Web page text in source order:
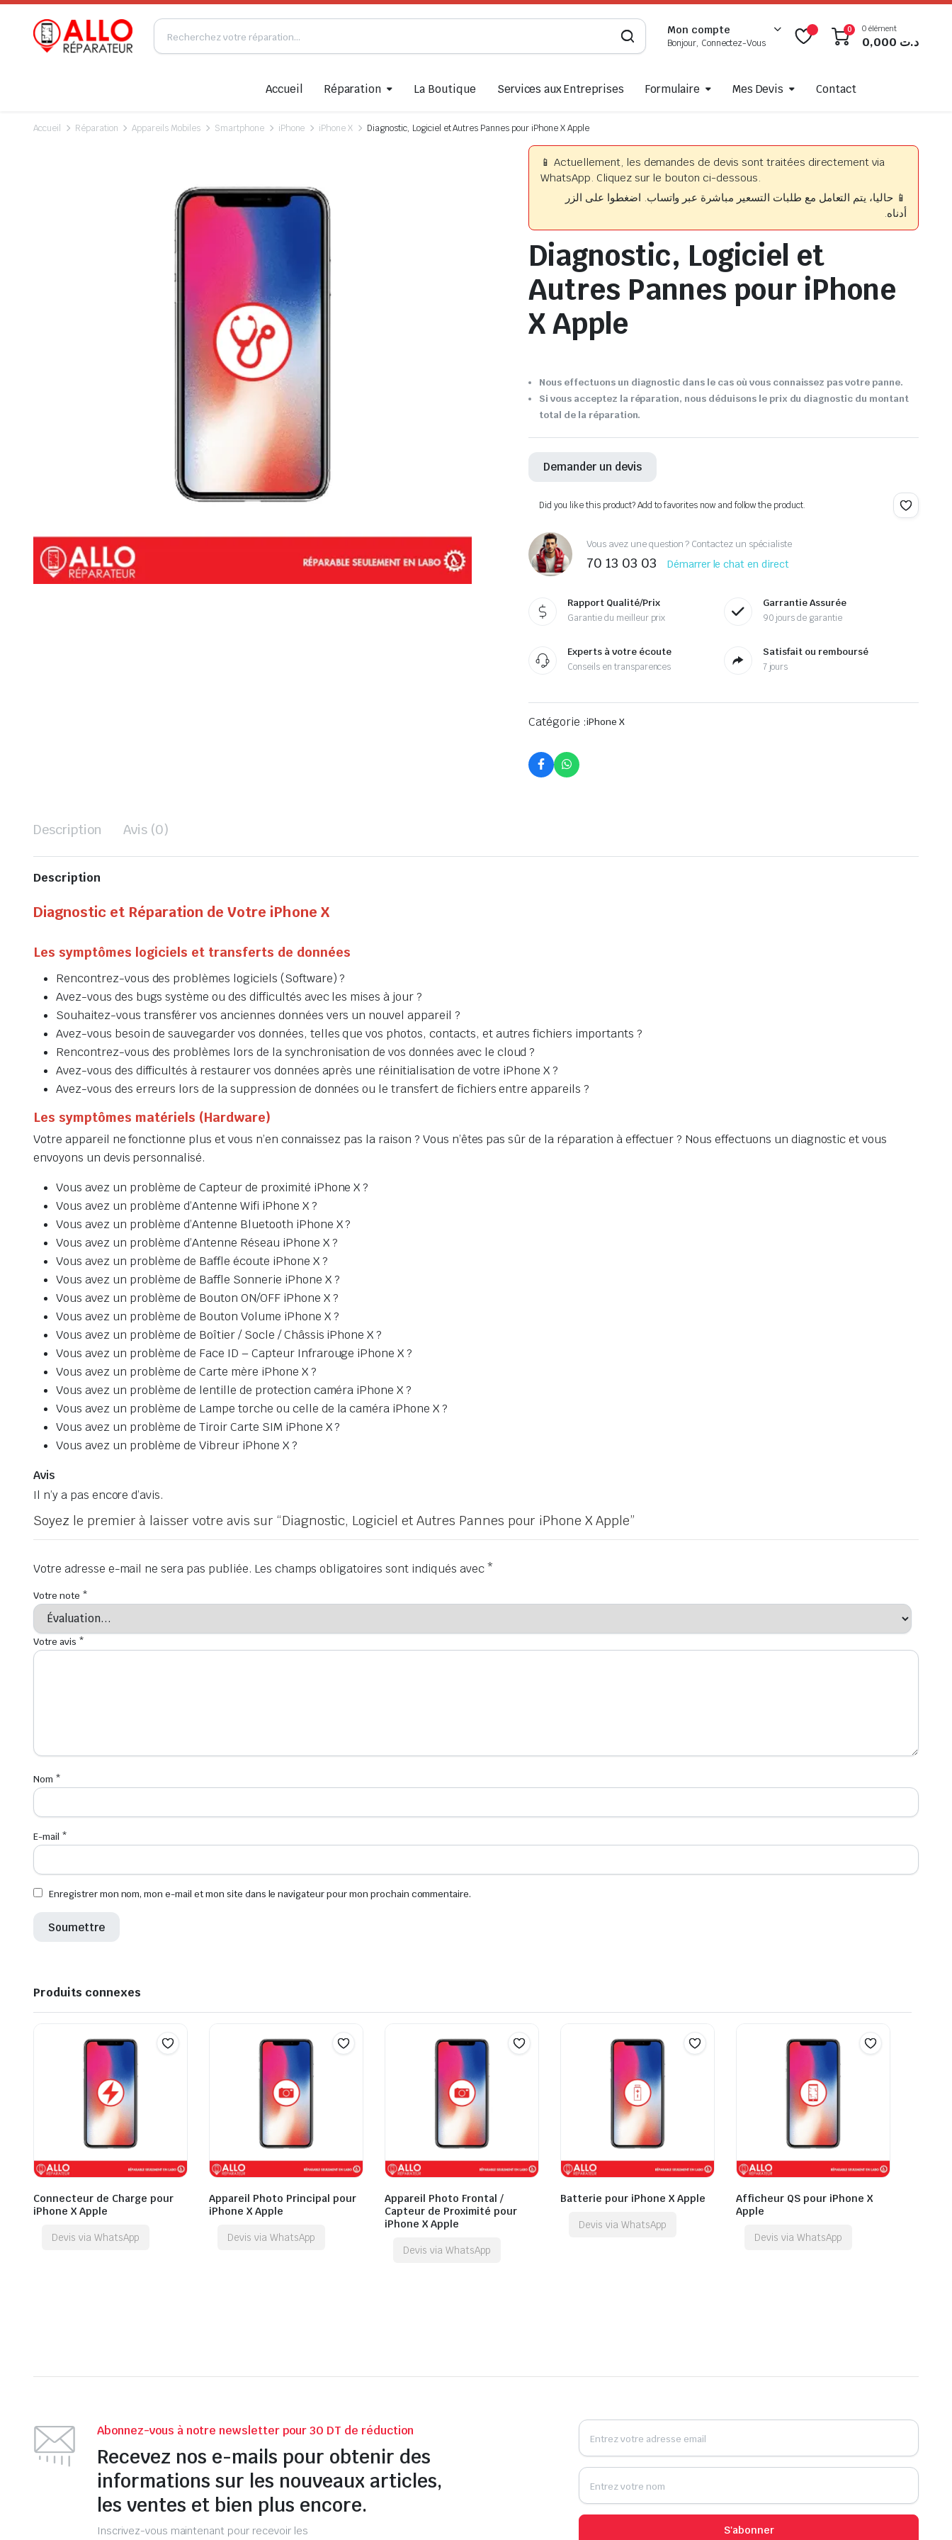
Mon compte
Bonjour, Connectez-Vous
0 0 élément
د.ت
Accueil Réparation La Boutique Services aux Entreprises Formulaire Mes Devis Contact
Accueil Réparation Appareils Mobiles Smartphone iPhone iPhone X Diagnostic, Logiciel et Autres Pannes pour iPhone X Apple
📱 Actuellement, les demandes de devis sont traitées directement via
WhatsApp. Cliquez sur le bouton ci-dessous.
📱 حاليا، يتم التعامل مع طلبات التسعير مباشرة عبر واتساب. اضغطوا على الزر
أدناه.
Diagnostic, Logiciel et
Autres Pannes pour iPhone
X Apple
Nous effectuons un diagnostic dans le cas où vous connaissez pas votre panne.
Si vous acceptez la réparation, nous déduisons le prix du diagnostic du montant
total de la réparation.
Demander un devis
Did you like this product? Add to favorites now and follow the product.
Vous avez une question ? Contactez un spécialiste
70 13 03 03 Démarrer le chat en direct
Rapport Qualité/Prix
Garantie du meilleur prix
Garrantie Assurée
90 jours de garantie
Experts à votre écoute
Conseils en transparences
Satisfait ou remboursé
7 jours
Catégorie :iPhone X
Description Avis (0)
Description
Diagnostic et Réparation de Votre iPhone X
Les symptômes logiciels et transferts de données
Rencontrez-vous des problèmes logiciels (Software) ?
Avez-vous des bugs système ou des difficultés avec les mises à jour ?
Souhaitez-vous transférer vos anciennes données vers un nouvel appareil ?
Avez-vous besoin de sauvegarder vos données, telles que vos photos, contacts, et autres fichiers importants ?
Rencontrez-vous des problèmes lors de la synchronisation de vos données avec le cloud ?
Avez-vous des difficultés à restaurer vos données après une réinitialisation de votre iPhone X ?
Avez-vous des erreurs lors de la suppression de données ou le transfert de fichiers entre appareils ?
Les symptômes matériels (Hardware)
Votre appareil ne fonctionne plus et vous n’en connaissez pas la raison ? Vous n’êtes pas sûr de la réparation à effectuer ? Nous effectuons un diagnostic et vous
envoyons un devis personnalisé.
Vous avez un problème de Capteur de proximité iPhone X ?
Vous avez un problème d’Antenne Wifi iPhone X ?
Vous avez un problème d’Antenne Bluetooth iPhone X ?
Vous avez un problème d’Antenne Réseau iPhone X ?
Vous avez un problème de Baffle écoute iPhone X ?
Vous avez un problème de Baffle Sonnerie iPhone X ?
Vous avez un problème de Bouton ON/OFF iPhone X ?
Vous avez un problème de Bouton Volume iPhone X ?
Vous avez un problème de Boîtier / Socle / Châssis iPhone X ?
Vous avez un problème de Face ID – Capteur Infrarouge iPhone X ?
Vous avez un problème de Carte mère iPhone X ?
Vous avez un problème de lentille de protection caméra iPhone X ?
Vous avez un problème de Lampe torche ou celle de la caméra iPhone X ?
Vous avez un problème de Tiroir Carte SIM iPhone X ?
Vous avez un problème de Vibreur iPhone X ?
Avis
Il n’y a pas encore d’avis.
Soyez le premier à laisser votre avis sur “Diagnostic, Logiciel et Autres Pannes pour iPhone X Apple”
Votre adresse e-mail ne sera pas publiée. Les champs obligatoires sont indiqués avec*
Votre note *
Votre avis *
Nom *
E-mail *
Enregistrer mon nom, mon e-mail et mon site dans le navigateur pour mon prochain commentaire.
Produits connexes
Connecteur de Charge pour
iPhone X Apple
Devis via WhatsApp
Appareil Photo Principal pour
iPhone X Apple
Devis via WhatsApp
Appareil Photo Frontal /
Capteur de Proximité pour
iPhone X Apple
Devis via WhatsApp
Batterie pour iPhone X Apple
Devis via WhatsApp
Afficheur QS pour iPhone X
Apple
Devis via WhatsApp
Abonnez-vous à notre newsletter pour 30 DT de réduction
Recevez nos e-mails pour obtenir des
informations sur les nouveaux articles,
les ventes et bien plus encore.
Inscrivez-vous maintenant pour recevoir les
S'abonner